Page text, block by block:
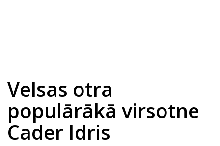
Velsas otra
populārākā virsotne
Cader Idris